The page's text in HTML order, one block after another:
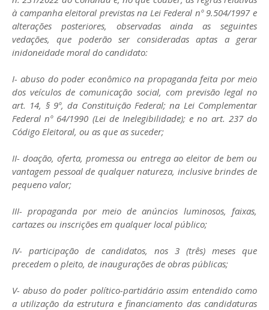
à campanha eleitoral previstas na Lei Federal nº 9.504/1997 e
alterações posteriores, observadas ainda as seguintes
vedações, que poderão ser consideradas aptas a gerar
inidoneidade moral do candidato:
I- abuso do poder econômico na propaganda feita por meio
dos veículos de comunicação social, com previsão legal no
art. 14, § 9º, da Constituição Federal; na Lei Complementar
Federal nº 64/1990 (Lei de Inelegibilidade); e no art. 237 do
Código Eleitoral, ou as que as suceder;
II- doação, oferta, promessa ou entrega ao eleitor de bem ou
vantagem pessoal de qualquer natureza, inclusive brindes de
pequeno valor;
III- propaganda por meio de anúncios luminosos, faixas,
cartazes ou inscrições em qualquer local público;
IV- participação de candidatos, nos 3 (três) meses que
precedem o pleito, de inaugurações de obras públicas;
V- abuso do poder político-partidário assim entendido como
a utilização da estrutura e financiamento das candidaturas